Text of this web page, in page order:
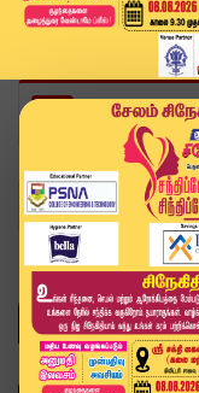
Home Topics